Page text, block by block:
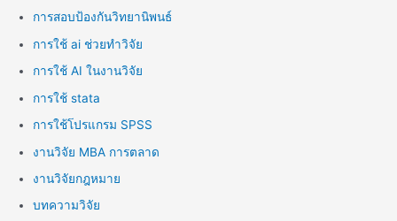
การสอบป้องกันวิทยานิพนธ์
การใช้ ai ช่วยทำวิจัย
การใช้ AI ในงานวิจัย
การใช้ stata
การใช้โปรแกรม SPSS
งานวิจัย MBA การตลาด
งานวิจัยกฎหมาย
บทความวิจัย